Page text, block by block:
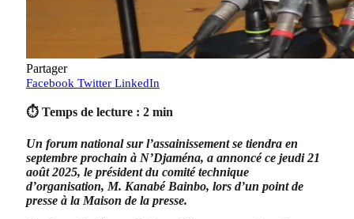
Partager
Facebook Twitter LinkedIn
⏱ Temps de lecture : 2 min
Un forum national sur l’assainissement se tiendra en
septembre prochain à N’Djaména, a annoncé ce jeudi 21
août 2025, le président du comité technique
d’organisation, M. Kanabé Bainbo, lors d’un point de
presse à la Maison de la presse.